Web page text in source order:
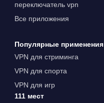
переключатель vpn
Все приложения
Популярные применения
VPN для стриминга
VPN для спорта
VPN для игр
111 мест